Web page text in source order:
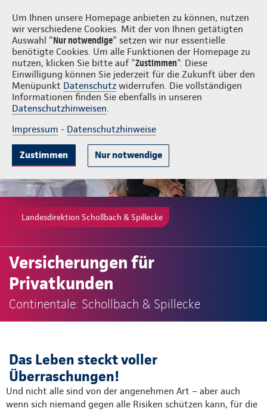
Um Ihnen unsere Homepage anbieten zu können, nutzen
wir verschiedene Cookies. Mit der von Ihnen getätigten
Auswahl "Nur notwendige" setzen wir nur essentielle
benötigte Cookies. Um alle Funktionen der Homepage zu
nutzen, klicken Sie bitte auf "Zustimmen". Diese
Einwilligung können Sie jederzeit für die Zukunft über den
Menüpunkt Datenschutz widerrufen. Die vollständigen
Informationen finden Sie ebenfalls in unseren
Datenschutzhinweisen.
Impressum - Datenschutzhinweise
Zustimmen Nur notwendige
Schollbach & Spillecke Login
Krankenversicherungen Lebensversicherungen Sach- und
Landesdirektion Schollbach & Spillecke
Versicherungen für
Privatkunden
Continentale: Schollbach & Spillecke
Das Leben steckt voller
Überraschungen!
Und nicht alle sind von der angenehmen Art – aber auch
wenn sich niemand gegen alle Risiken schützen kann, für die